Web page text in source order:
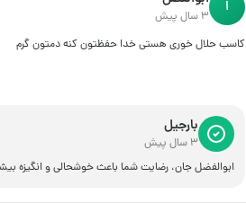
3 سال پیش ا
کاسب حلال خوری هستی خدا حفظتون کنه دمتون گرم
بارجیل
3 سال پیش
ابوالفضل جان، رضایت شما باعث خوشحالی و انگیزه